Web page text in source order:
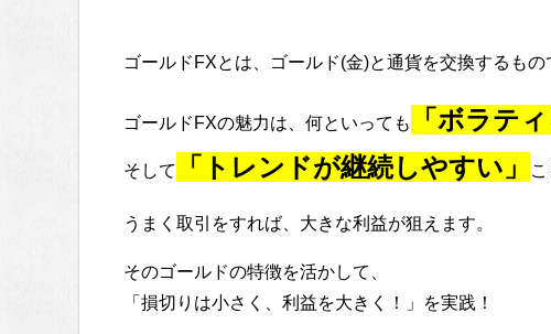
ゴールドFXとは、ゴールド(金)と通貨を交換するもの
ゴールドFXの魅力は、何といっても 「ボラテ
そして 「トレンドが継続しやすい」 こ
うまく取引をすれば、大きな利益が狙えます。
そのゴールドの特徴を活かして、
「損切りは小さく、利益を大きく！」を実践！